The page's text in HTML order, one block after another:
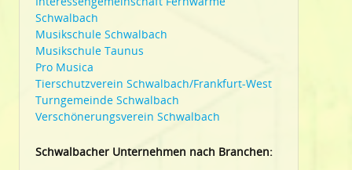
Schwalbach
Musikschule Schwalbach
Musikschule Taunus
Pro Musica
Tierschutzverein Schwalbach/Frankfurt-West
Turngemeinde Schwalbach
Verschönerungsverein Schwalbach
Schwalbacher Unternehmen nach Branchen: